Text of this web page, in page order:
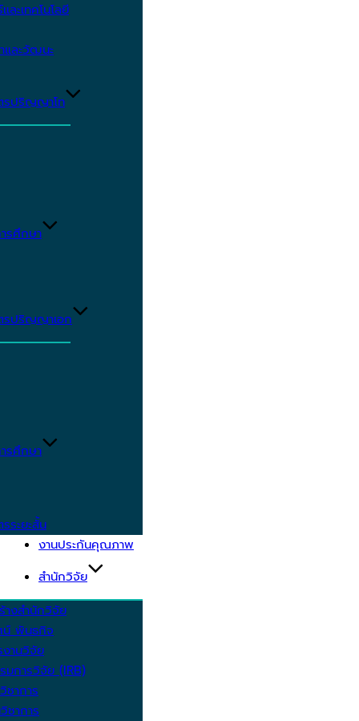
ะเทคโนโลยี
และวัฒนะ
รปริญญาโท
รศึกษา
รปริญญาเอก
รศึกษา
ระยะสั้น
งานประกันคุณภาพ
สำนักวิจัย
างสำนักวิจัย
น์ พันธกิจ
งานวิจัย
มการวิจัย (IRB)
ชาการ
ชาการ